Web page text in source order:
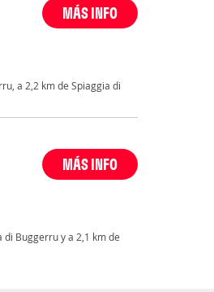
MÁS INFO
a 2,2 km de Spiaggia di
MÁS INFO
Buggerru y a 2,1 km de